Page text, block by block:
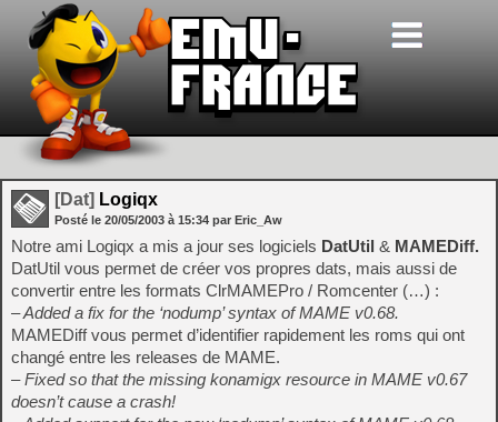
[Dat] Logiqx
Posté le 20/05/2003 à 15:34 par Eric_Aw
Notre ami Logiqx a mis a jour ses logiciels DatUtil & MAMEDiff.
DatUtil vous permet de créer vos propres dats, mais aussi de
convertir entre les formats ClrMAMEPro / Romcenter (…) :
– Added a fix for the ‘nodump’ syntax of MAME v0.68.
MAMEDiff vous permet d’identifier rapidement les roms qui ont
changé entre les releases de MAME.
– Fixed so that the missing konamigx resource in MAME v0.67
doesn’t cause a crash!